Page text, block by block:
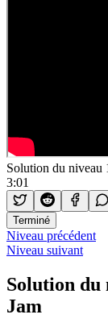
Solution du niveau
3:01
Terminé
Niveau précédent
Niveau suivant
Solution du
Jam